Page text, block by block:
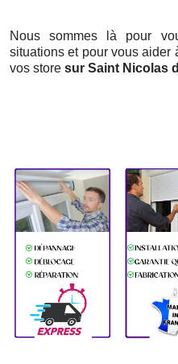
Nous sommes là pour
situations et pour vous aider
vos store sur Saint Nicolas